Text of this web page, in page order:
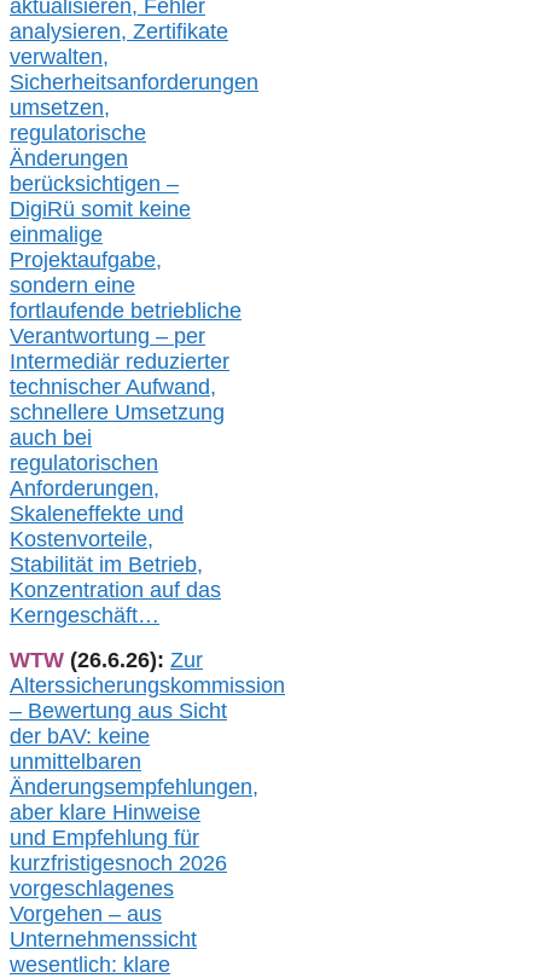
aktualisieren, Fehler
analysieren, Zertifikate
verwalten,
Sicherheitsanforderungen
umsetzen,
regulatorische
Änderungen
berücksichtigen –
DigiRü somit keine
einmalige
Projektaufgabe,
sondern eine
fortlaufende betriebliche
Verantwortung – per
Intermediär reduzierter
technischer Aufwand,
schnellere Umsetzung
auch bei
regulatorischen
Anforderungen,
Skaleneffekte und
Kostenvorteile,
Stabilität im Betrieb,
Konzentration auf das
Kerngeschäft…
WTW (26.6.26): Zur
Alterssicherungskommission
– Bewertung aus Sicht
der bAV: keine
unmittelbaren
Änderungsempfehlungen,
aber klare Hinweise
und Empfehlung für
kurzfristigesnoch 2026
vorgeschlagenes
Vorgehen – aus
Unternehmenssicht
wesentlich: klare